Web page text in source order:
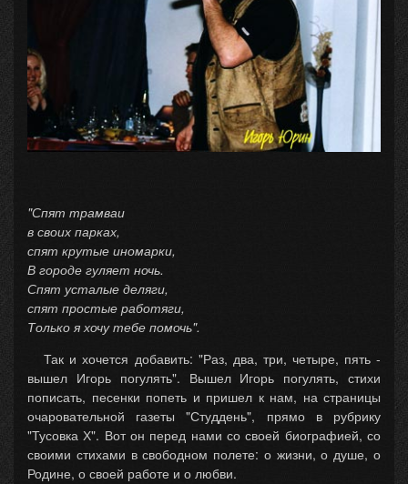
"Спят трамваи
в своих парках,
спят крутые иномарки,
В городе гуляет ночь.
Спят усталые деляги,
спят простые работяги,
Только я хочу тебе помочь".
Так и хочется добавить: "Раз, два, три, четыре, пять -
вышел Игорь погулять". Вышел Игорь погулять, стихи
пописать, песенки попеть и пришел к нам, на страницы
очаровательной газеты "Студдень", прямо в рубрику
"Тусовка Х". Вот он перед нами со своей биографией, со
своими стихами в свободном полете: о жизни, о душе, о
Родине, о своей работе и о любви.